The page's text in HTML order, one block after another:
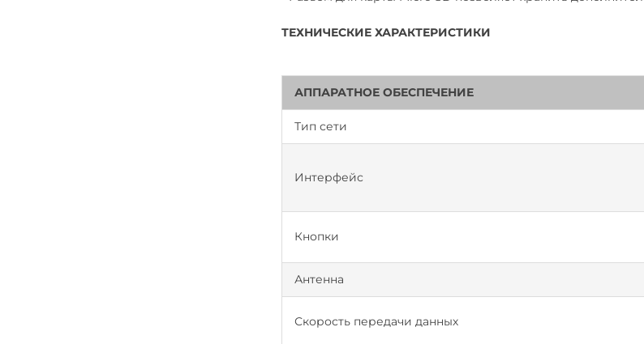
ТЕХНИЧЕСКИЕ ХАРАКТЕРИСТИКИ
АППАРАТНОЕ ОБЕСПЕЧЕНИЕ
Тип сети
Интерфейс
Кнопки
Антенна
Скорость передачи данных